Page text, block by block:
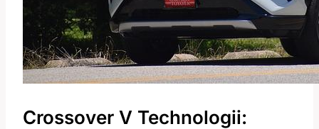
Crossover V Technologii: